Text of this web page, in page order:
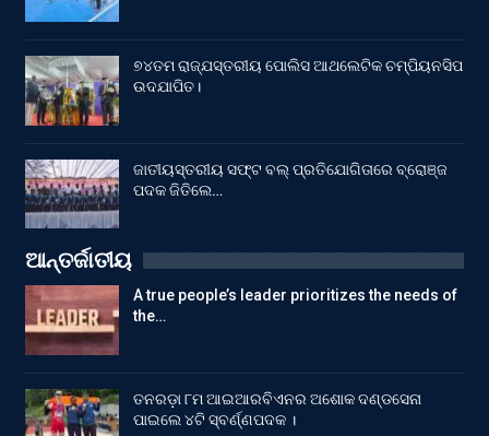
୭୪ତମ ରାଜ୍ଯସ୍ତରୀୟ ପୋଲିସ ଆଥଲେଟିକ ଚମ୍ପିୟନସିପ
ଉଦଯାପିତ।
ଜାତୀୟସ୍ତରୀୟ ସଫ୍ଟ ବଲ୍ ପ୍ରତିଯୋଗିତାରେ ବ୍ରୋଞ୍ଜ
ପଦକ ଜିତିଲେ…
ଆନ୍ତର୍ଜାତୀୟ
A true people’s leader prioritizes the needs of
the…
ତନରଡ଼ା ୮ମ ଆଇଆରବିଏନର ଅଶୋକ ଦଣ୍ଡସେନା
ପାଇଲେ ୪ଟି ସ୍ବର୍ଣ୍ଣପଦକ ।